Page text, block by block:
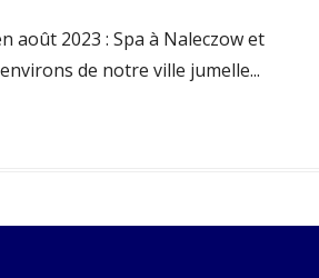
août 2023 : Spa à Naleczow et
de notre ville jumelle...